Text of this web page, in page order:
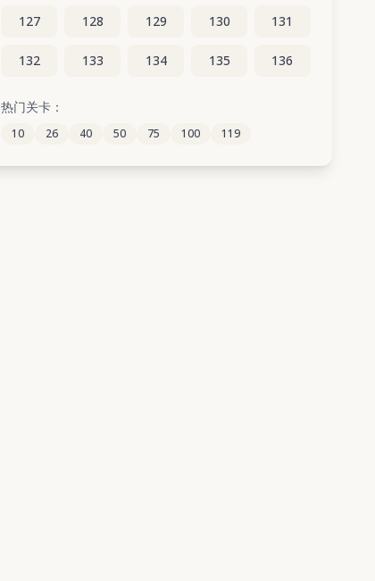
127 128 129 130 131
132 133 134 135 136
137
142 143 144 145
热门关卡：
10 26 40 50 75 100 119